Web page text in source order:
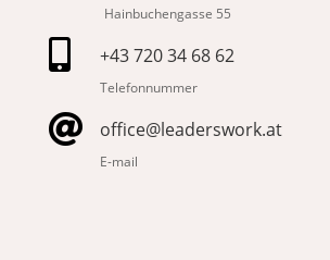
Hainbuchengasse 55
 +43 720 34 68 62
Telefonnummer
 office@leaderswork.at
E-mail